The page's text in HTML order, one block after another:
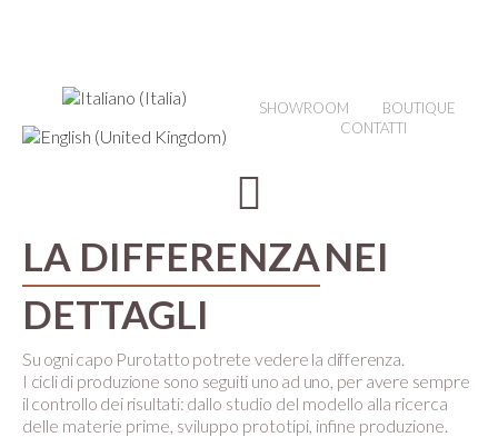
SHOWROOM
BOUTIQUE
CONTATTI
LA DIFFERENZANEI
DETTAGLI
Su ogni capo Purotatto potrete vedere la differenza.
I cicli di produzione sono seguiti uno ad uno, per avere sempre
il controllo dei risultati: dallo studio del modello alla ricerca
delle materie prime, sviluppo prototipi, infine produzione.